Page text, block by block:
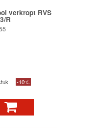
verkropt RVS
R
-10%